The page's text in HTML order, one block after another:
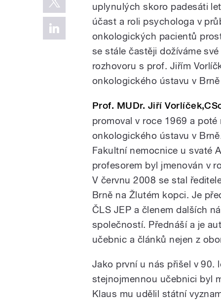
uplynulých skoro padesáti
účast a roli psychologa v
onkologických pacientů
se stále častěji dožíváme
rozhovoru s prof. Jiřím
onkologického ústavu v
Prof. MUDr. Jiří
promoval v roce 1969 a
onkologického ústavu v
Fakultní nemocnice u svaté
profesorem byl jmenován v
V červnu 2008 se stal
Brně na Žlutém kopci. Je
ČLS JEP a členem dalších
společností. Přednáší a je
učebnic a článků nejen z
Jako první u nás přišel v 90.
stejnojmennou učebnici byl
Klaus mu udělil státní